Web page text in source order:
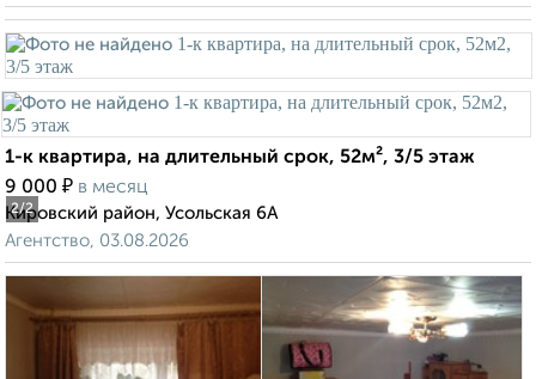
2/2
1-к квартира, на длительный срок, 52м², 3/5 этаж
9 000 ₽ в месяц
Кировский район, Усольская 6А
Агентство, 03.08.2026